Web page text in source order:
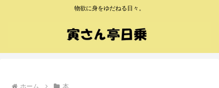
物欲に身をゆだねる日々。
ホーム 本